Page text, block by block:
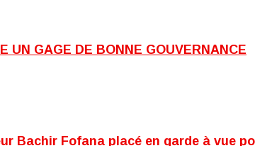
UN GAGE DE BONNE GOUVERNANCE
Bachir Fofana placé en garde à vue